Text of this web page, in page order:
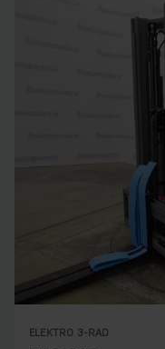
ELEKTRO 3-RAD